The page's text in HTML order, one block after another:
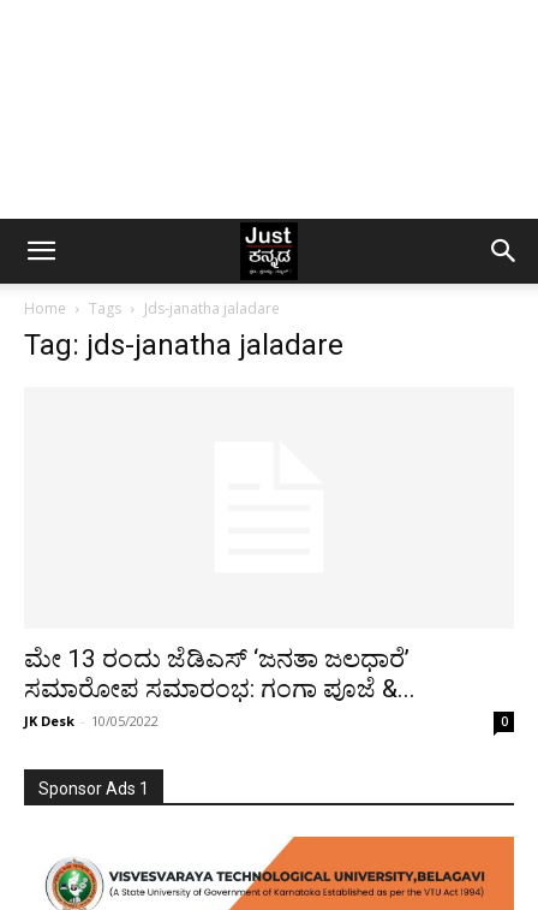
Home Tags Jds-janatha jaladare
Tag: jds-janatha jaladare
ಮೇ 13 ರಂದು ಜೆಡಿಎಸ್ ‘ಜನತಾ ಜಲಧಾರೆ’
ಸಮಾರೋಪ ಸಮಾರಂಭ: ಗಂಗಾ ಪೂಜೆ &...
JK Desk - 10/05/2022 0
Sponsor Ads 1